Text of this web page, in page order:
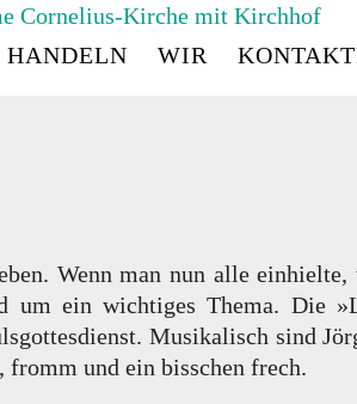
HANDELN WIR
Wenn man nun alle
um ein wichtiges Thema. Die
Musikalisch sind
und ein bisschen frech.